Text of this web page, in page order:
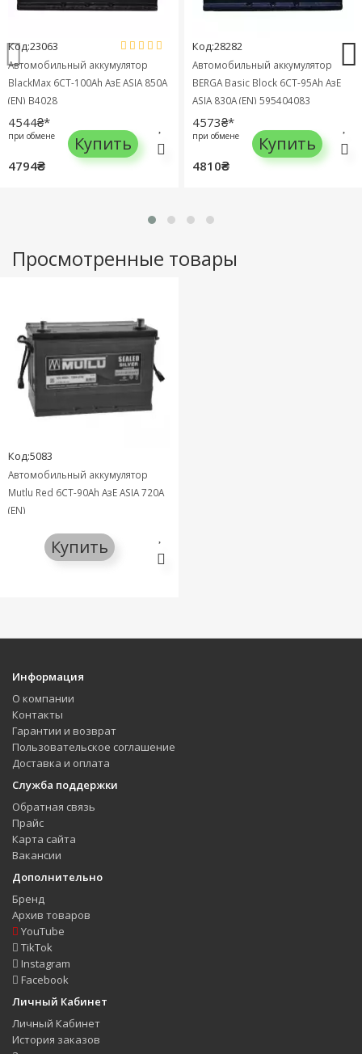
Код:23063
Автомобильный аккумулятор
BlackMax 6СТ-100Ah АзЕ ASIA 850A
(EN) B4028
4544₴*
при обмене
4794₴
Купить
Код:28282
Автомобильный аккумулятор
BERGA Basic Block 6СТ-95Ah АзЕ
ASIA 830A (EN) 595404083
4573₴*
при обмене
4810₴
Купить
Просмотренные товары
Код:5083
Автомобильный аккумулятор
Mutlu Red 6СТ-90Ah АзЕ ASIA 720A
(EN)
Купить
Информация
О компании
Контакты
Гарантии и возврат
Пользовательское соглашение
Доставка и оплата
Служба поддержки
Обратная связь
Прайс
Карта сайта
Вакансии
Дополнительно
Бренд
Архив товаров
YouTube
TikTok
Instagram
Facebook
Личный Кабинет
Личный Кабинет
История заказов